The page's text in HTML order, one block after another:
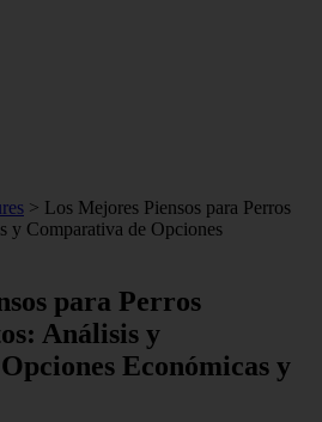
> Los Mejores Piensos para Perros
y Comparativa de Opciones
para Perros
Análisis y
Económicas y